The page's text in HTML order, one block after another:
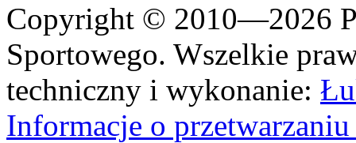
Copyright © 2010—2026
Sportowego. Wszelkie
techniczny i wykonanie:
Informacje o